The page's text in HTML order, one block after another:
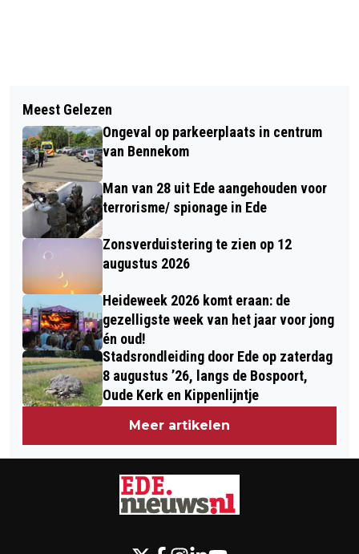
AIRBORNE HERDENKINGEN
AANGEPAST WEGENS OVERLIJDEN
QUEEN ELIZABETH
DEFINITIEVE VERGUNNING VOOR
ZONNEVELD SCHAMPSTEEG
Meest Gelezen
Ongeval op parkeerplaats in centrum
van Bennekom
Man van 28 uit Ede aangehouden voor
terrorisme/ spionage in Ede
Zonsverduistering te zien op 12
augustus 2026
Heideweek 2026 komt eraan: de
gezelligste week van het jaar voor jong
én oud!
Stadsrondleiding door Ede op zaterdag
8 augustus ’26, langs de Bospoort,
Oude Kerk en Kippenlijntje
Meer artikelen